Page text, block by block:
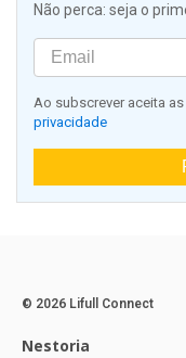
Não perca: seja o
Ao subscrever aceita as
privacidade
© 2026 Lifull Connect
Nestoria